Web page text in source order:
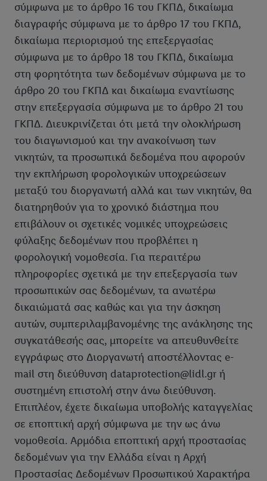
σύμφωνα με το άρθρο 16 του ΓΚΠΔ, δικαίωμα
διαγραφής σύμφωνα με το άρθρο 17 του ΓΚΠΔ,
δικαίωμα περιορισμού της επεξεργασίας
σύμφωνα με το άρθρο 18 του ΓΚΠΔ, δικαίωμα
στη φορητότητα των δεδομένων σύμφωνα με το
άρθρο 20 του ΓΚΠΔ και δικαίωμα εναντίωσης
στην επεξεργασία σύμφωνα με το άρθρο 21 του
ΓΚΠΔ. Διευκρινίζεται ότι μετά την ολοκλήρωση
του διαγωνισμού και την ανακοίνωση των
νικητών, τα προσωπικά δεδομένα που αφορούν
την εκπλήρωση φορολογικών υποχρεώσεων
μεταξύ του διοργανωτή αλλά και των νικητών, θα
διατηρηθούν για το χρονικό διάστημα που
επιβάλουν οι σχετικές νομικές υποχρεώσεις
φύλαξης δεδομένων που προβλέπει η
φορολογική νομοθεσία. Για περαιτέρω
πληροφορίες σχετικά με την επεξεργασία των
προσωπικών σας δεδομένων, τα ανωτέρω
δικαιώματά σας καθώς και για την άσκηση
αυτών, συμπεριλαμβανομένης της ανάκλησης της
συγκατάθεσής σας, μπορείτε να απευθυνθείτε
εγγράφως στο Διοργανωτή αποστέλλοντας e-
mail στη διεύθυνση dataprotection@lidl.gr ή
συστημένη επιστολή στην άνω διεύθυνση.
Επιπλέον, έχετε δικαίωμα υποβολής καταγγελίας
σε εποπτική αρχή σύμφωνα με την ως άνω
νομοθεσία. Αρμόδια εποπτική αρχή προστασίας
δεδομένων για την Ελλάδα είναι η Αρχή
Προστασίας Δεδομένων Προσωπικού Χαρακτήρα